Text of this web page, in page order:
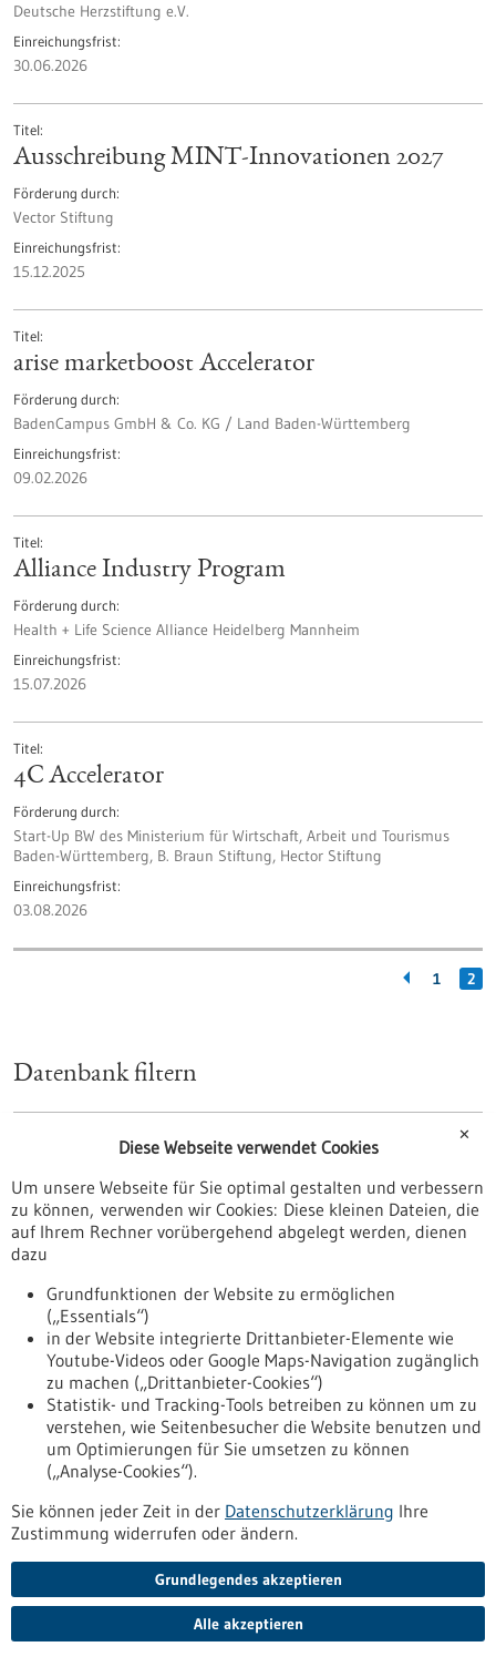
Deutsche Herzstiftung e.V.
Einreichungsfrist
30.06.2026
Titel
Ausschreibung MINT-Innovationen 2027
Förderung durch
Vector Stiftung
Einreichungsfrist
15.12.2025
Titel
arise marketboost Accelerator
Förderung durch
BadenCampus GmbH & Co. KG / Land Baden-Württemberg
Einreichungsfrist
09.02.2026
Titel
Alliance Industry Program
Förderung durch
Health + Life Science Alliance Heidelberg Mannheim
Einreichungsfrist
15.07.2026
Titel
4C Accelerator
Förderung durch
Start-Up BW des Ministerium für Wirtschaft, Arbeit und Tourismus
Baden-Württemberg, B. Braun Stiftung, Hector Stiftung
Einreichungsfrist
03.08.2026
1 2
Datenbank filtern
Stipendium
Wettbewerb
Nach oben
Informiert bleiben
Newsletter abonnieren
✕
Diese Webseite verwendet Cookies
Um unsere Webseite für Sie optimal gestalten und verbessern
zu können, verwenden wir Cookies: Diese kleinen Dateien, die
auf Ihrem Rechner vorübergehend abgelegt werden, dienen
dazu
Grundfunktionen der Website zu ermöglichen
(„Essentials“)
in der Website integrierte Drittanbieter-Elemente wie
Youtube-Videos oder Google Maps-Navigation zugänglich
zu machen („Drittanbieter-Cookies“)
Statistik- und Tracking-Tools betreiben zu können um zu
verstehen, wie Seitenbesucher die Website benutzen und
um Optimierungen für Sie umsetzen zu können
(„Analyse-Cookies“).
Sie können jeder Zeit in der Datenschutzerklärung Ihre
Zustimmung widerrufen oder ändern.
Grundlegendes akzeptieren
Alle akzeptieren